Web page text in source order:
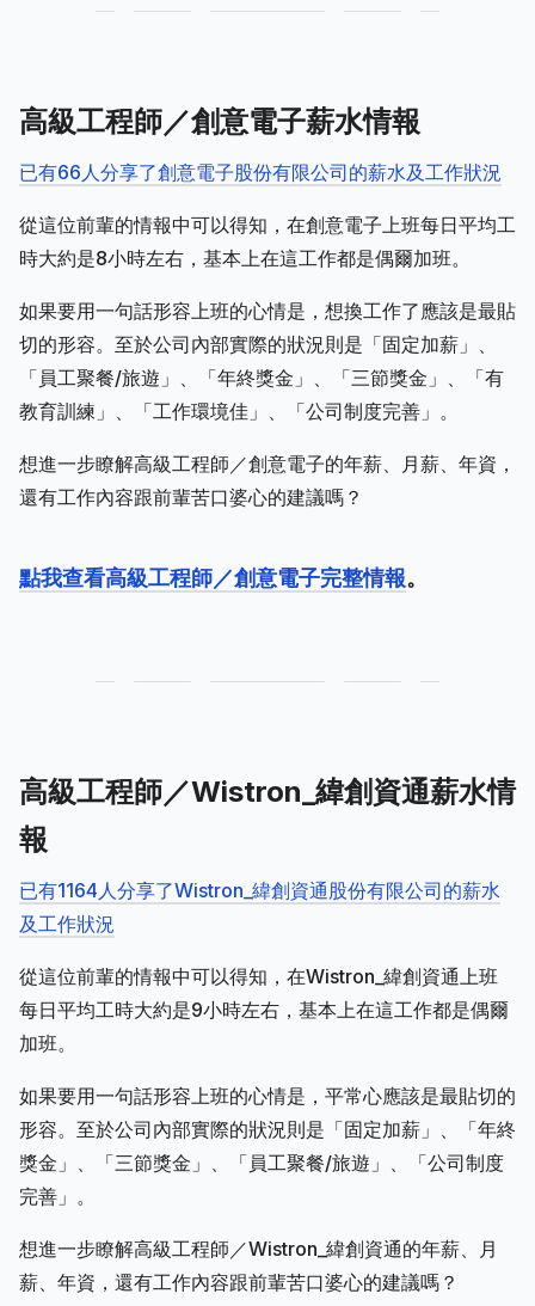
高級工程師／創意電子薪水情報
已有66人分享了創意電子股份有限公司的薪水及工作狀況
從這位前輩的情報中可以得知，在創意電子上班每日平均工
時大約是8小時左右，基本上在這工作都是偶爾加班。
如果要用一句話形容上班的心情是，想換工作了應該是最貼
切的形容。至於公司內部實際的狀況則是「固定加薪」、
「員工聚餐/旅遊」、「年終獎金」、「三節獎金」、「有
教育訓練」、「工作環境佳」、「公司制度完善」。
想進一步瞭解高級工程師／創意電子的年薪、月薪、年資，
還有工作內容跟前輩苦口婆心的建議嗎？
點我查看高級工程師／創意電子完整情報。
高級工程師／Wistron_緯創資通薪水情
報
已有1164人分享了Wistron_緯創資通股份有限公司的薪水
及工作狀況
從這位前輩的情報中可以得知，在Wistron_緯創資通上班
每日平均工時大約是9小時左右，基本上在這工作都是偶爾
加班。
如果要用一句話形容上班的心情是，平常心應該是最貼切的
形容。至於公司內部實際的狀況則是「固定加薪」、「年終
獎金」、「三節獎金」、「員工聚餐/旅遊」、「公司制度
完善」。
想進一步瞭解高級工程師／Wistron_緯創資通的年薪、月
薪、年資，還有工作內容跟前輩苦口婆心的建議嗎？